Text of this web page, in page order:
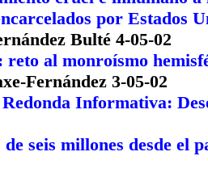
por Estados
Bulté 4-05-02
reto al monroísmo
Fernández 3-05-02
Informativa:
seis millones desde el